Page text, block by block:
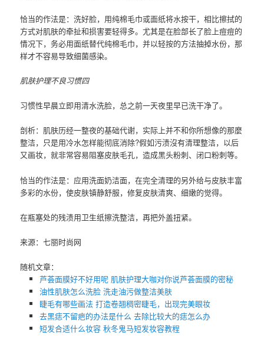
恰当的作法是：洗好脸，用纯棉毛巾或面纸将水按干，相比擦拭的
方式对肌肤的牵扯和损害要轻得多。尤其是在脸部长了脸上痘痘的
情况下，务必用面纸替代纯棉毛巾，并以轻按的方法抽掉水份，那
样才不容易导致细菌感染。
肌肤护理不良习惯四
习惯性早晨立即用清水洗脸，总之前一天夜里早已洗干净了。
剖析：肌肤历经一整夜的基础代谢，实际上并不和你所想像的那麼
整洁，只是用冷水怎样能彻底消除?假如污渍沒有清理整洁，以后
又画妆，就非常容易阻塞皮肤毛孔，造成黑头粉刺、闭口粉刺等。
恰当的作法是：应用洗面奶洁面，在完全清理的另外给与皮肤丰富
多彩的水份，使皮肤镇静舒服，修复皮肤清爽、细嫩的觉得。
在瓶塞处的残渍用卫生纸擦洗整洁，再把外盖扭紧。
来源：七丽时尚网
随机文章：
芦荟面膜好不好用呢 肌肤护理大咖对你说芦荟面膜的密秘
油性肌肤怎么洗脸 洗走油污做整洁美肤
睫毛有哪些画法 打造卷翘稠密睫毛，出现完美眼妆
去黑痣不留疤的办法是什么 去除比较大的痣怎么办
短发合适什么妆容 秋冬鬼马短发妆容教程